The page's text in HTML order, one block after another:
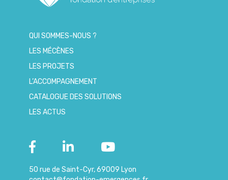
QUI SOMMES-NOUS ?
LES MÉCÈNES
LES PROJETS
L’ACCOMPAGNEMENT
CATALOGUE DES SOLUTIONS
LES ACTUS
50 rue de Saint-Cyr, 69009 Lyon